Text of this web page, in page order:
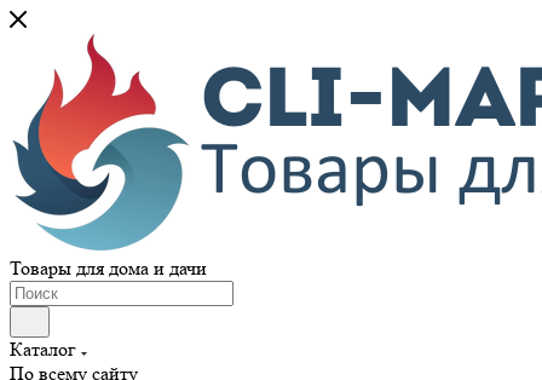
Товары для дома и дачи
Каталог
По всему сайту